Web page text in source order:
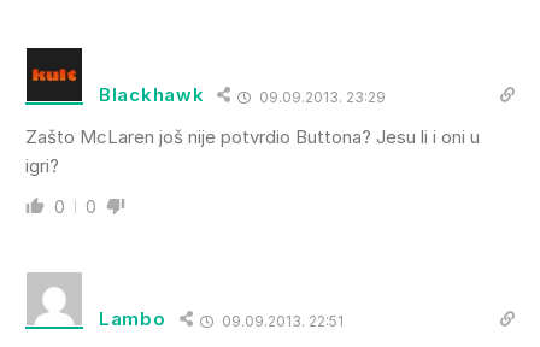
Blackhawk 09.09.2013. 23:29
Zašto McLaren još nije potvrdio Buttona? Jesu li i oni u
igri?
0 0
Lambo 09.09.2013. 22:51